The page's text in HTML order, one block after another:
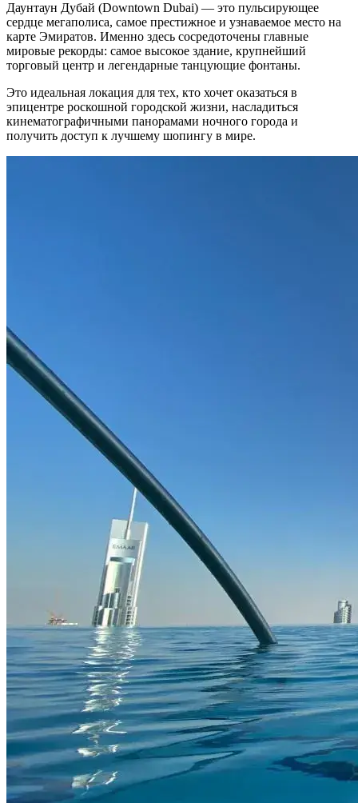
Даунтаун Дубай (Downtown Dubai) — это пульсирующее
сердце мегаполиса, самое престижное и узнаваемое место на
карте Эмиратов. Именно здесь сосредоточены главные
мировые рекорды: самое высокое здание, крупнейший
торговый центр и легендарные танцующие фонтаны.
Это идеальная локация для тех, кто хочет оказаться в
эпицентре роскошной городской жизни, насладиться
кинематографичными панорамами ночного города и
получить доступ к лучшему шопингу в мире.